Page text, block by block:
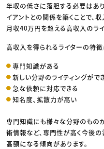
年収の低さに落胆する必要はあ
イアントとの関係を築くことで、
月収40万円を超える高収入のライ
高収入を得られるライターの特徴
専門知識がある
新しい分野のライティングがで
急な依頼に対応できる
知名度、拡散力が高い
専門知識にも様々な分野のもの
術情報など、専門性が高く今後
高額になる傾向があります。